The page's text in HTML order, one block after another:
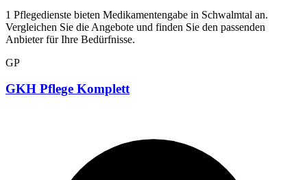
1 Pflegedienste bieten Medikamentengabe in Schwalmtal an.
Vergleichen Sie die Angebote und finden Sie den passenden
Anbieter für Ihre Bedürfnisse.
GP
GKH Pflege Komplett